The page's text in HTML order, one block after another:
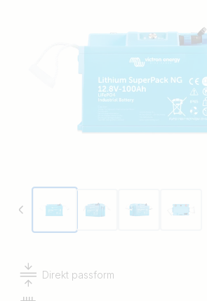
Direkt passform